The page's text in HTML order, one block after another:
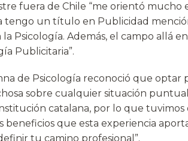
fuera de Chile “me orientó mucho
tengo un título en Publicidad
Psicología. Además, el campo allá
Publicitaria”.
de Psicología reconoció que optar
sobre cualquier situación
catalana, por lo que tuvimos
beneficios que esta experiencia
tu camino profesional”.